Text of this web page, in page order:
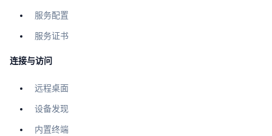
服务配置
服务证书
连接与访问
远程桌面
设备发现
内置终端